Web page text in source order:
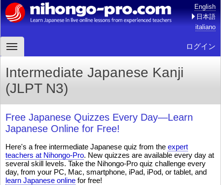
English
日本語
italiano
ログイン
Intermediate Japanese Kanji
(JLPT N3)
Free Japanese Quizzes Every Day—Learn
Japanese Online for Free!
Here's a free intermediate Japanese quiz from the expert
teachers at Nihongo-Pro. New quizzes are available every day at
several skill levels. Take the Nihongo-Pro quiz challenge every
day, from your PC, Mac, smartphone, iPad, iPod, or tablet, and
learn Japanese online for free!